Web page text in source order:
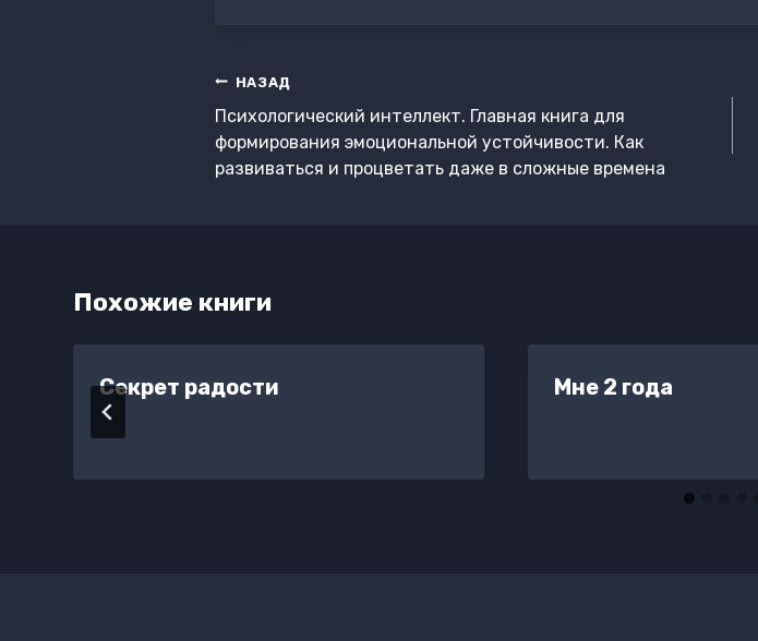
Навигация
по
записям
НАЗАД
Психологический интеллект. Главная книга для
формирования эмоциональной устойчивости. Как
развиваться и процветать даже в сложные времена
Похожие книги
Секрет радости Мне 2 года